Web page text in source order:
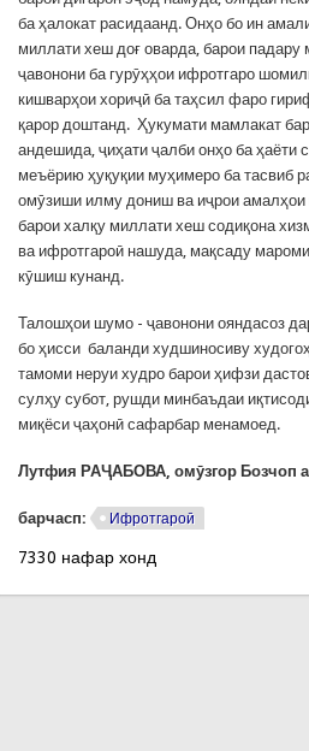
ба ҳалокат расидаанд. Онҳо бо ин
миллати хеш доғ оварда, барои
ҷавонони ба гурӯҳҳои ифротгаро
кишварҳои хориҷӣ ба таҳсил фаро
қарор доштанд. Ҳукумати мамлакат
андешида, ҷиҳати ҷалби онҳо ба
меъёрию ҳуқуқии муҳимеро ба тасвиб
омӯзиши илму дониш ва иҷрои
барои халқу миллати хеш содиқона
ва ифротгароӣ нашуда, мақсаду
кӯшиш кунанд.
Талошҳои шумо - ҷавонони ояндасоз
бо ҳисси баланди худшиносиву
тамоми неруи худро барои ҳифзи
сулҳу субот, рушди минбаъдаи
миқёси ҷаҳонӣ сафарбар менамоед.
Лутфия РАҶАБОВА, омӯзгор Бозчоп
барчасп: Ифротгароӣ
7330 нафар хонд